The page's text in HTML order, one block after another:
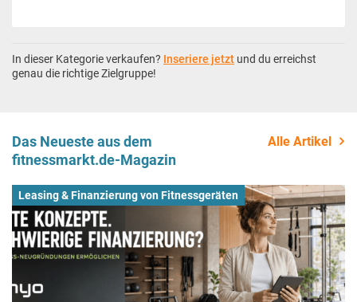
In dieser Kategorie verkaufen? Inseriere jetzt und du erreichst
genau die richtige Zielgruppe!
Das Neueste aus dem
fitnessmarkt.de-Magazin
Alle Artikel
Leasing & Finanzierung von Fitnessgeräten